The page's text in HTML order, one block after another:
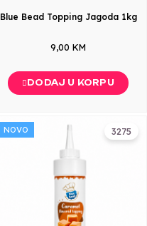
Blue Bead Topping Jagoda 1kg
9,00 KM
DODAJ U KORPU
3275
NOVO